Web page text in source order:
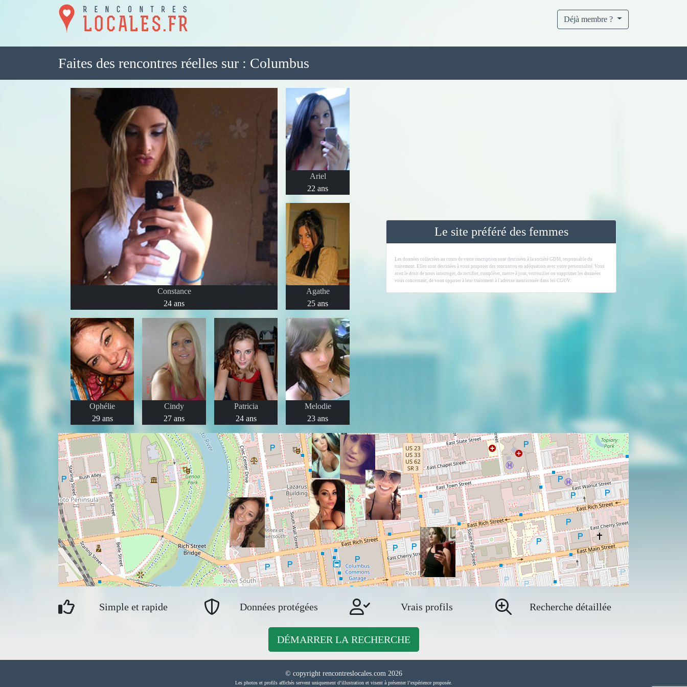
Déjà membre ?
Faites des rencontres réelles sur : Columbus
Constance
24 ans
Ariel
22 ans
Agathe
25 ans
Ophélie
29 ans
Cindy
27 ans
Patricia
24 ans
Melodie
23 ans
Le site préféré des femmes
Les données collectées au cours de votre inscription sont destinées à la société GDM, responsable du
traitement. Elles sont destinées à vous proposer des rencontres en adéquation avec votre personnalité. Vous
avez le droit de nous interroger, de rectifier, compléter, mettre à jour, verrouiller ou supprimer les données
vous concernant, de vous opposer à leur traitement à l'adresse mentionnée dans les CGUV.
Simple et rapide Données protégées Vrais profils Recherche détaillée
DÉMARRER LA RECHERCHE
© copyright rencontreslocales.com 2026
Les photos et profils affichés servent uniquement d’illustration et visent à présenter l’expérience proposée.